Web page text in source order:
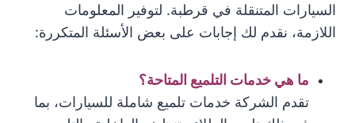
السيارات المتنقلة في قرطبة. لتوفير المعلومات
اللازمة، نقدم لك إجابات على بعض الأسئلة المتكررة:
ما هي خدمات التلميع المتاحة؟
تقدم الشركة خدمات تلميع شاملة للسيارات، بما